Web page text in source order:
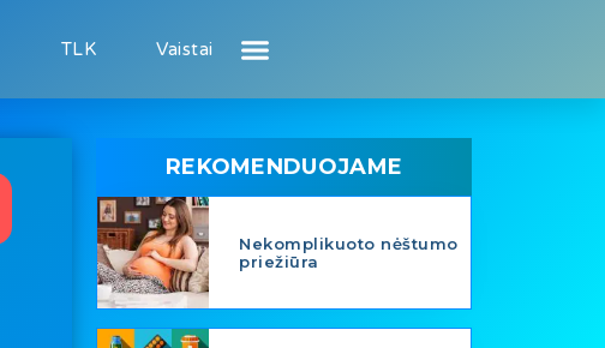
TLK Vaistai
REKOMENDUOJAME
Nekomplikuoto nėštumo
priežiūra